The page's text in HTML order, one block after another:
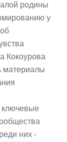
родины
у
Кокоурова
материалы
ключевые
них -